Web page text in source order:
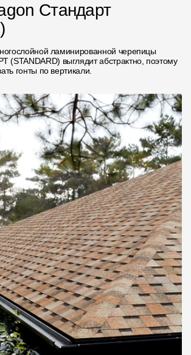
Стандарт
ламинированной черепицы
(STANDARD) выглядит абстрактно, поэтому
гонты по вертикали.